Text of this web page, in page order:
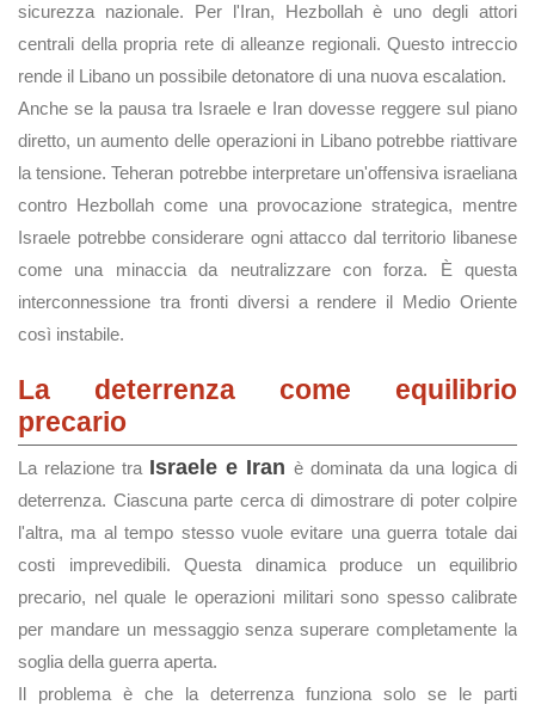
sicurezza nazionale. Per l'Iran, Hezbollah è uno degli attori
centrali della propria rete di alleanze regionali. Questo intreccio
rende il Libano un possibile detonatore di una nuova escalation.
Anche se la pausa tra Israele e Iran dovesse reggere sul piano
diretto, un aumento delle operazioni in Libano potrebbe riattivare
la tensione. Teheran potrebbe interpretare un'offensiva israeliana
contro Hezbollah come una provocazione strategica, mentre
Israele potrebbe considerare ogni attacco dal territorio libanese
come una minaccia da neutralizzare con forza. È questa
interconnessione tra fronti diversi a rendere il Medio Oriente
così instabile.
La deterrenza come equilibrio
precario
La relazione tra Israele e Iran è dominata da una logica di
deterrenza. Ciascuna parte cerca di dimostrare di poter colpire
l'altra, ma al tempo stesso vuole evitare una guerra totale dai
costi imprevedibili. Questa dinamica produce un equilibrio
precario, nel quale le operazioni militari sono spesso calibrate
per mandare un messaggio senza superare completamente la
soglia della guerra aperta.
Il problema è che la deterrenza funziona solo se le parti